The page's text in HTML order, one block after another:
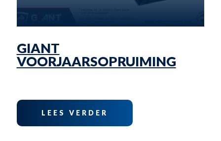
GIANT
VOORJAARSOPRUIMING
LEES VERDER